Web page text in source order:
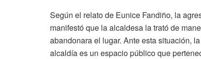
Según el relato de Eunice Fandiño, la
manifestó que la alcaldesa la trató de
abandonara el lugar. Ante esta situación,
alcaldía es un espacio público que